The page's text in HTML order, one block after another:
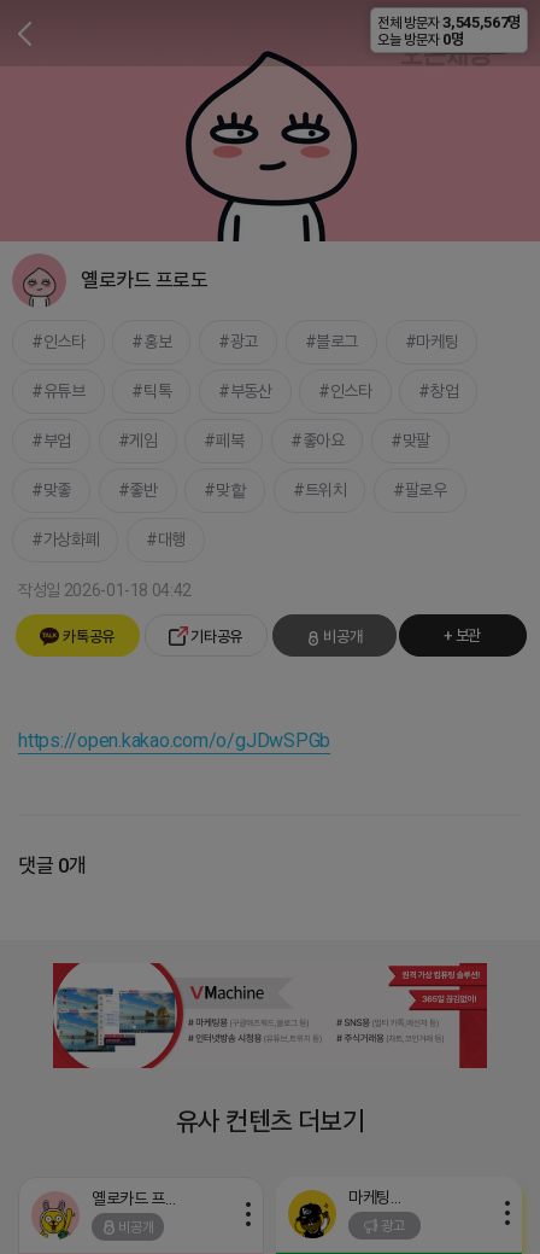
비공개
옐로카드 프로도
인스타 홍보 광고 블로그 마케팅
유튜브 틱톡 부동산 인스타 창업
부업 게임 페북 좋아요 맞팔
맞좋 좋반 맞핱 트위치 팔로우
가상화폐 대행
작성일 2026-01-18 04:42
카톡공유 기타공유 비공개 + 보관
https://open.kakao.com/o/gJDwSPGb
댓글 0개
유사 컨텐츠 더보기
옐로카드 프로도
비공개 광고
전체 방문자 3,545,567명
오늘 방문자 0명